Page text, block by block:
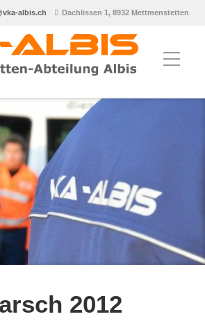
albis.ch Dachlissen 1, 8932 Mettmenstetten
2012